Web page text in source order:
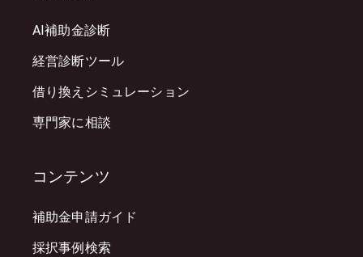
AI補助金診断
経営診断ツール
借り換えシミュレーション
専門家に相談
コンテンツ
補助金申請ガイド
採択事例検索